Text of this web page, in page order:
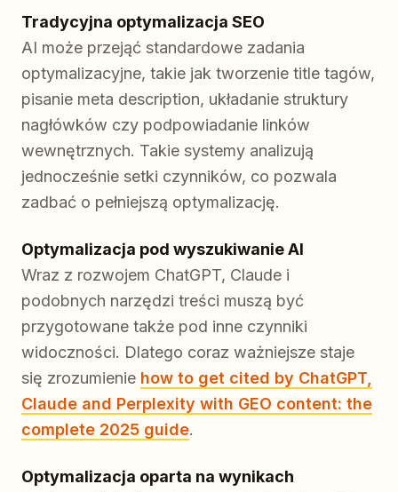
Tradycyjna optymalizacja SEO
AI może przejąć standardowe zadania
optymalizacyjne, takie jak tworzenie title tagów,
pisanie meta description, układanie struktury
nagłówków czy podpowiadanie linków
wewnętrznych. Takie systemy analizują
jednocześnie setki czynników, co pozwala
zadbać o pełniejszą optymalizację.
Optymalizacja pod wyszukiwanie AI
Wraz z rozwojem ChatGPT, Claude i
podobnych narzędzi treści muszą być
przygotowane także pod inne czynniki
widoczności. Dlatego coraz ważniejsze staje
się zrozumienie how to get cited by ChatGPT,
Claude and Perplexity with GEO content: the
complete 2025 guide.
Optymalizacja oparta na wynikach